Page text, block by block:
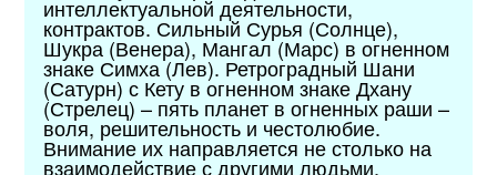
интеллектуальной деятельности,
контрактов. Сильный Сурья (Солнце),
Шукра (Венера), Мангал (Марс) в огненном
знаке Симха (Лев). Ретроградный Шани
(Сатурн) с Кету в огненном знаке Дхану
(Стрелец) – пять планет в огненных раши –
воля, решительность и честолюбие.
Внимание их направляется не столько на
взаимодействие с другими людьми,